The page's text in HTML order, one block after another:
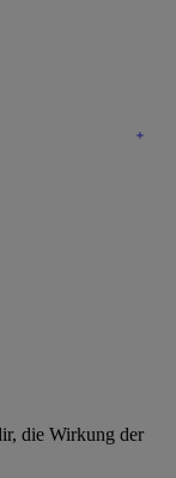
die Wirkung der